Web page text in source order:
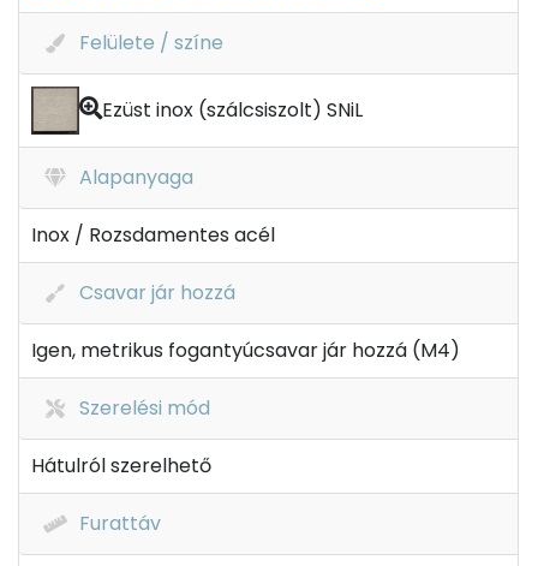
Felülete / színe
Ezüst inox (szálcsiszolt) SNiL
Alapanyaga
Inox / Rozsdamentes acél
Csavar jár hozzá
Igen, metrikus fogantyúcsavar jár hozzá (M4)
Szerelési mód
Hátulról szerelhető
Furattáv